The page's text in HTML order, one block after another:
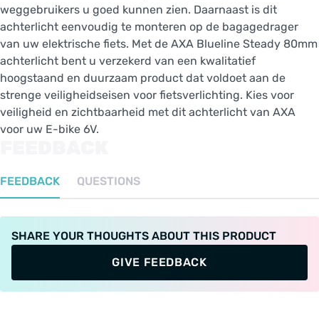
weggebruikers u goed kunnen zien. Daarnaast is dit
achterlicht eenvoudig te monteren op de bagagedrager
van uw elektrische fiets. Met de AXA Blueline Steady 80mm
achterlicht bent u verzekerd van een kwalitatief
hoogstaand en duurzaam product dat voldoet aan de
strenge veiligheidseisen voor fietsverlichting. Kies voor
veiligheid en zichtbaarheid met dit achterlicht van AXA
voor uw E-bike 6V.
FEEDBACK QUESTIONS
SHARE YOUR THOUGHTS ABOUT THIS PRODUCT
GIVE FEEDBACK